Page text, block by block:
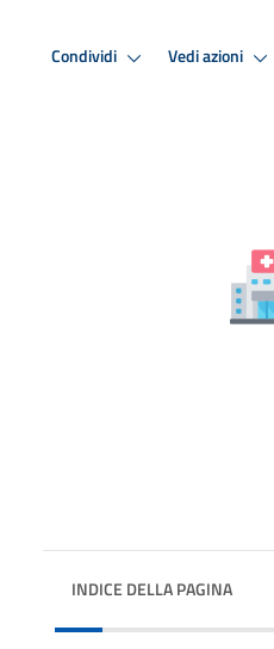
Condividi Vedi azioni
INDICE DELLA PAGINA